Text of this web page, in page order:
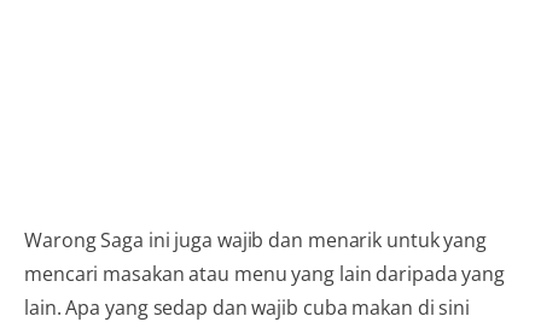
Warong Saga ini juga wajib dan menarik untuk yang
mencari masakan atau menu yang lain daripada yang
lain. Apa yang sedap dan wajib cuba makan di sini